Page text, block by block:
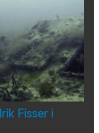
Fisser i